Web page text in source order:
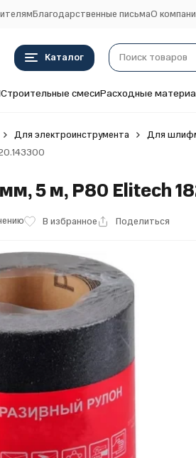
Благодарственные письмаО
Каталог
Строительные смесиРасходные
Для электроинструмента Для
5 м, P80 Elitech
В избранное Поделиться